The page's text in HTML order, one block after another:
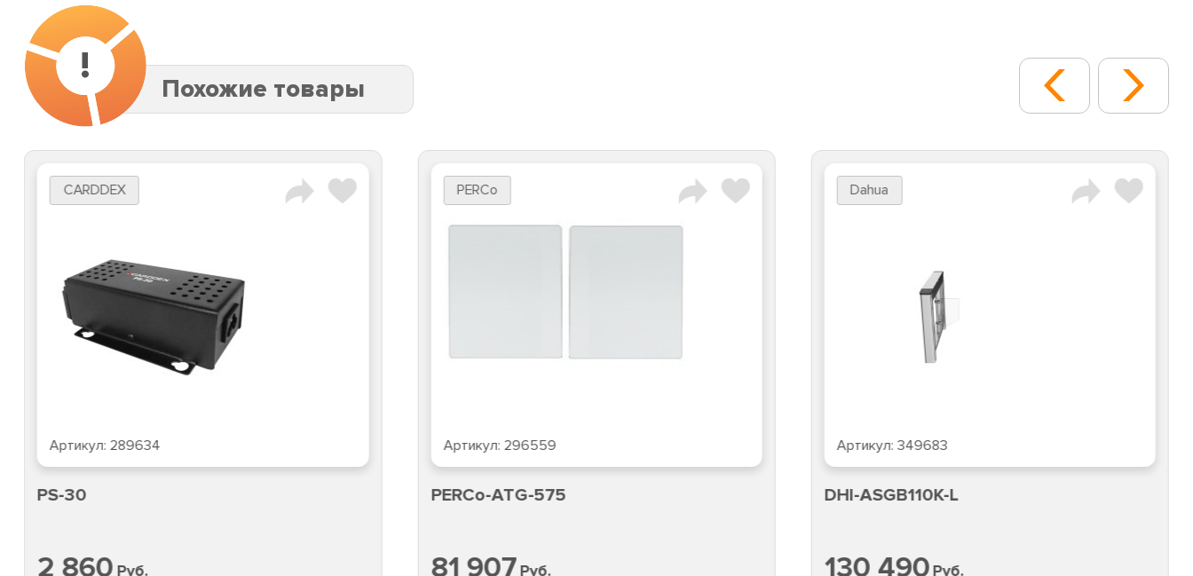
!
Похожие товары
CARDDEX
Артикул: 289634
PS-30
2 860 Руб.
PERCo
Артикул: 296559
PERCo-ATG-575
81 907Руб.
Dahua
Артикул:349683
DHI-ASGB110K-L
130 490Руб.